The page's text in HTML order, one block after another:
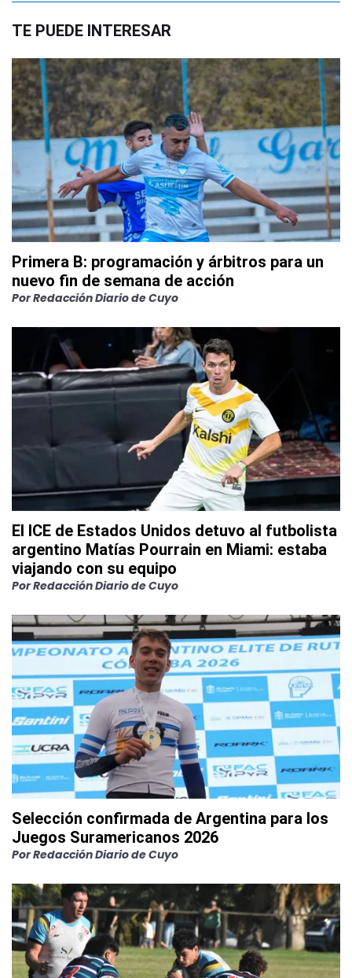
TE PUEDE INTERESAR
Primera B: programación y árbitros para un
nuevo fin de semana de acción
PorRedacción Diario de Cuyo
El ICE de Estados Unidos detuvo al futbolista
argentino Matías Pourrain en Miami: estaba
viajando con su equipo
PorRedacción Diario de Cuyo
Selección confirmada de Argentina para los
Juegos Suramericanos 2026
PorRedacción Diario de Cuyo